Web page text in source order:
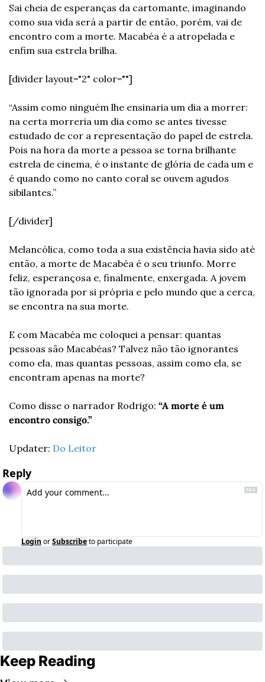
Sai cheia de esperanças da cartomante, imaginando
como sua vida será a partir de então, porém, vai de
encontro com a morte. Macabéa é a atropelada e
enfim sua estrela brilha.
[divider layout="2" color=""]
“Assim como ninguém lhe ensinaria um dia a morrer:
na certa morreria um dia como se antes tivesse
estudado de cor a representação do papel de estrela.
Pois na hora da morte a pessoa se torna brilhante
estrela de cinema, é o instante de glória de cada um e
é quando como no canto coral se ouvem agudos
sibilantes.”
[/divider]
Melancólica, como toda a sua existência havia sido até
então, a morte de Macabéa é o seu triunfo. Morre
feliz, esperançosa e, finalmente, enxergada. A jovem
tão ignorada por si própria e pelo mundo que a cerca,
se encontra na sua morte.
E com Macabéa me coloquei a pensar: quantas
pessoas são Macabéas? Talvez não tão ignorantes
como ela, mas quantas pessoas, assim como ela, se
encontram apenas na morte?
Como disse o narrador Rodrigo: “A morte é um
encontro consigo.”
Updater: Do Leitor
Reply
Login orSubscribeto participate
Keep Reading